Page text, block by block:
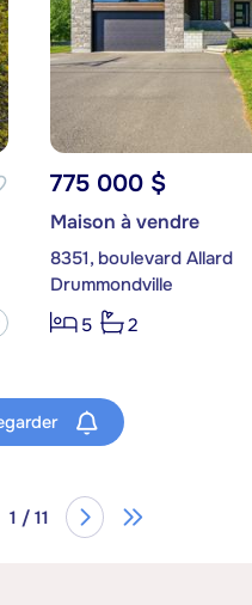
775 000 $
Maison à vendre
8351, boulevard Allard
Drummondville
5
2
1 / 11